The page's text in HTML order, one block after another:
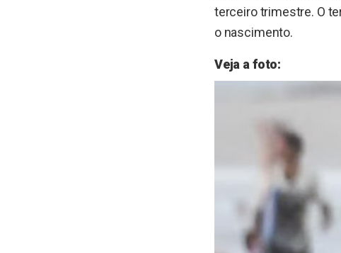
terceiro trimestre. O
o nascimento.
Veja a foto: